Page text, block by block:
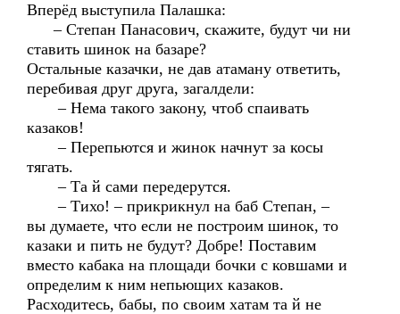
Вперёд выступила Палашка:
– Степан Панасович, скажите, будут чи ни
ставить шинок на базаре?
Остальные казачки, не дав атаману ответить,
перебивая друг друга, загалдели:
– Нема такого закону, чтоб спаивать
казаков!
– Перепьются и жинок начнут за косы
тягать.
– Та й сами передерутся.
– Тихо! – прикрикнул на баб Степан, –
вы думаете, что если не построим шинок, то
казаки и пить не будут? Добре! Поставим
вместо кабака на площади бочки с ковшами и
определим к ним непьющих казаков.
Расходитесь, бабы, по своим хатам та й не